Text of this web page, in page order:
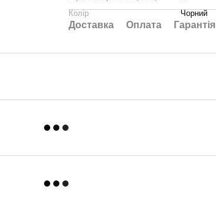
Колір
Чорний
Доставка Оплата Гарантія